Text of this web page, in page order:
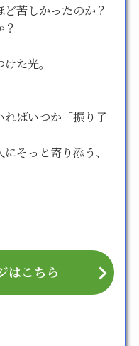
苦しかったのか？
た光。
ればいつか「振り子
そっと寄り添う、
はこちら